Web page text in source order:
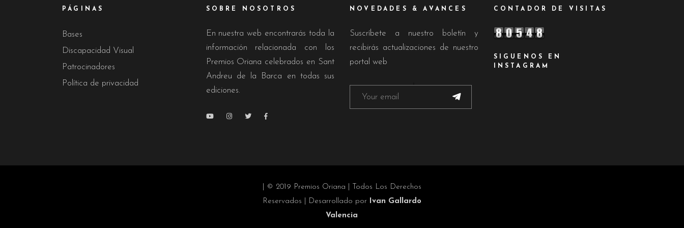
PÁGINAS
Bases
Discapacidad Visual
Patrocinadores
Política de privacidad
SOBRE NOSOTROS
En nuestra web encontrarás toda la
información relacionada con los
Premios Oriana celebrados en Sant
Andreu de la Barca en todas sus
ediciones.
NOVEDADES & AVANCES
Suscríbete a nuestro boletín y
recibirás actualizaciones de nuestro
portal web
CONTADOR DE VISITAS
SIGUENOS EN
INSTAGRAM
| © 2019 Premios Oriana | Todos Los Derechos
Reservados | Desarrollado por Ivan Gallardo
Valencia